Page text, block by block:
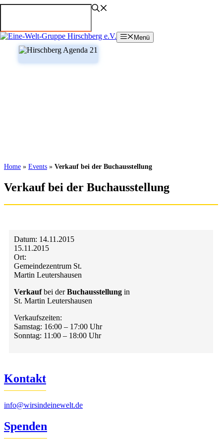
Zum
Menü
Home » Events » Verkauf bei der Buchausstellung
Verkauf bei der Buchausstellung
Datum: 14.11.2015
15.11.2015
Ort:
Gemeindezentrum St.
Martin Leutershausen
Verkaufbei derBuchausstellung in
St. Martin Leutershausen
Verkaufszeiten:
Samstag: 16:00 – 17:00 Uhr
Sonntag: 11:00 – 18:00 Uhr
Kontakt
info@wirsindeinewelt.de
Spenden